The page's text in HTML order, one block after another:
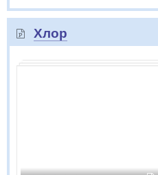
Хлор